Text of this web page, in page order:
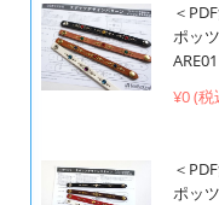
＜
ポッ
ARE01
¥0 (税
＜
ポッ